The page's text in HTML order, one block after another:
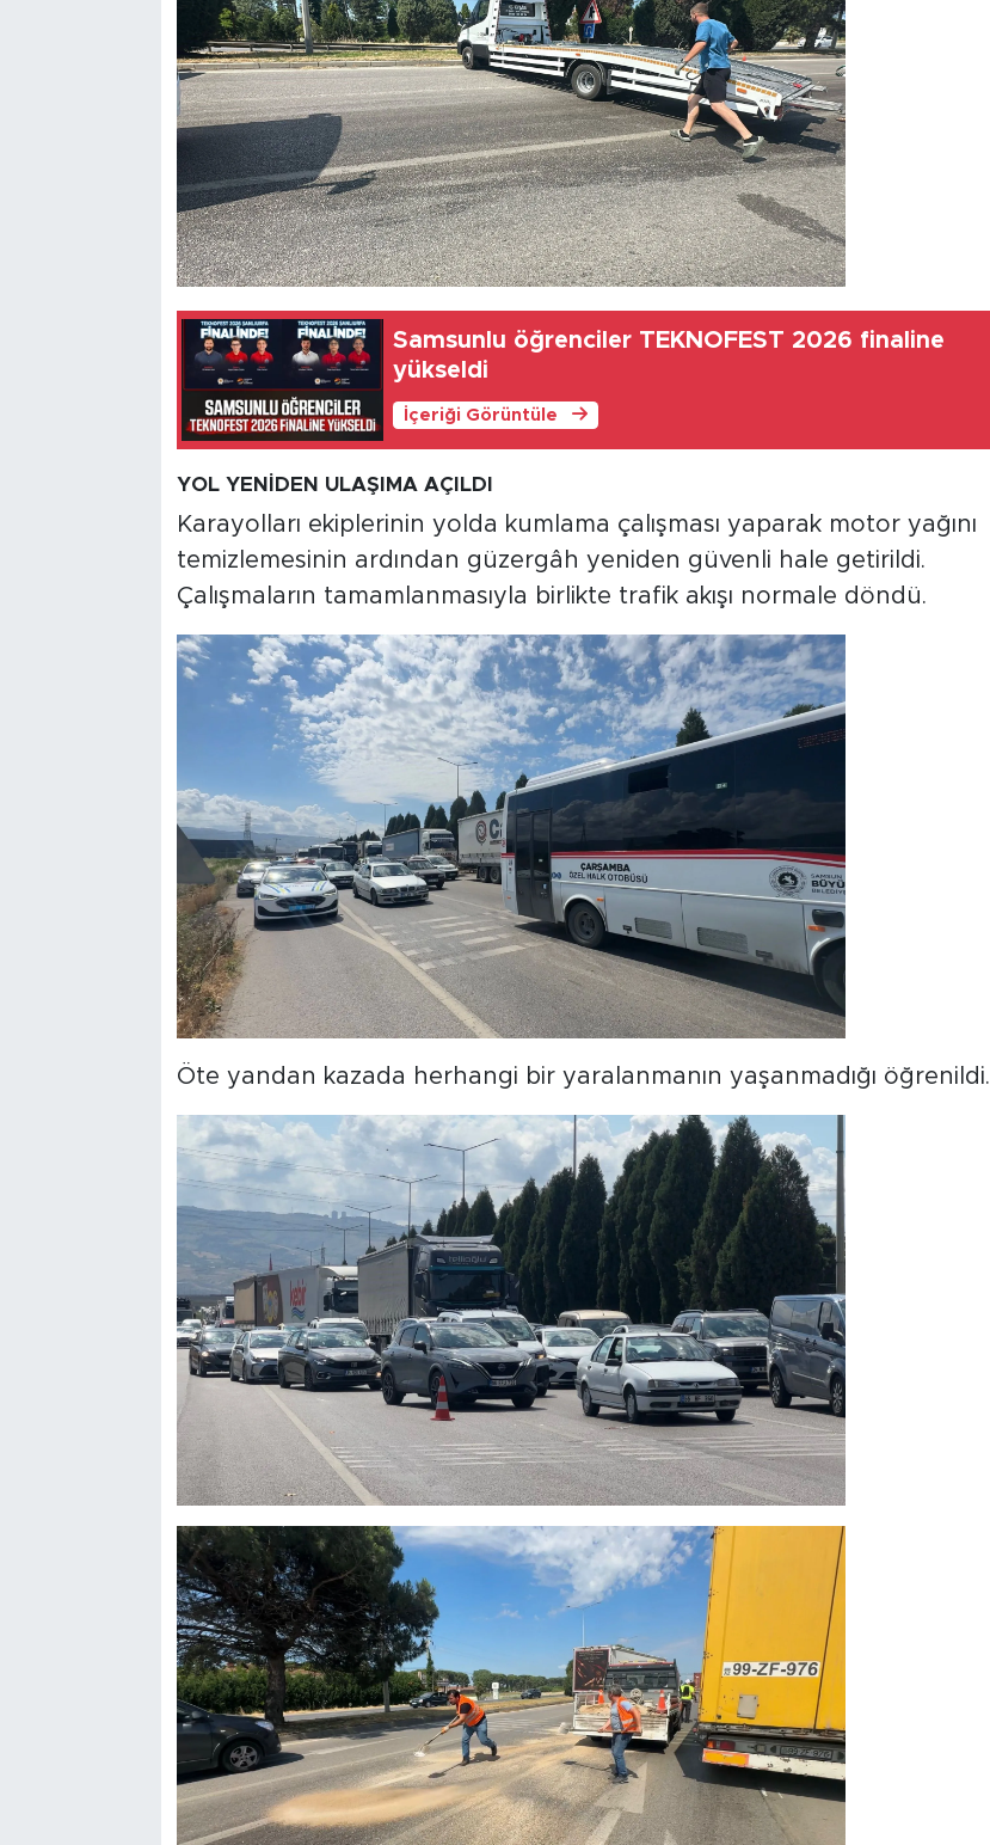
Samsunlu öğrenciler TEKNOFEST 2026 finaline
yükseldi
İçeriği Görüntüle
YOL YENİDEN ULAŞIMA AÇILDI
Karayolları ekiplerinin yolda kumlama çalışması yaparak motor yağını
temizlemesinin ardından güzergâh yeniden güvenli hale getirildi.
Çalışmaların tamamlanmasıyla birlikte trafik akışı normale döndü.
Öte yandan kazada herhangi bir yaralanmanın yaşanmadığı öğrenildi.